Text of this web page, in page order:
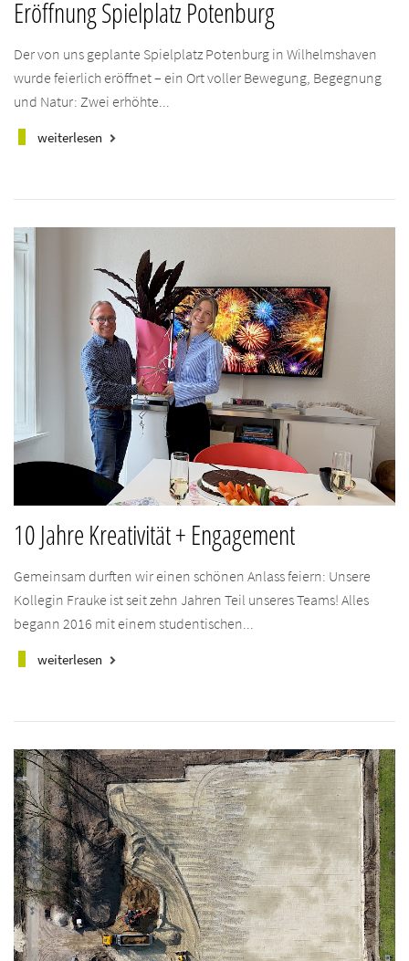
Eröffnung Spielplatz Potenburg
Der von uns geplante Spielplatz Potenburg in Wilhelmshaven
wurde feierlich eröffnet – ein Ort voller Bewegung, Begegnung
und Natur: Zwei erhöhte...
weiterlesen keyboard_arrow_right
10 Jahre Kreativität + Engagement
Gemeinsam durften wir einen schönen Anlass feiern: Unsere
Kollegin Frauke ist seit zehn Jahren Teil unseres Teams! Alles
begann 2016 mit einem studentischen...
weiterlesen keyboard_arrow_right